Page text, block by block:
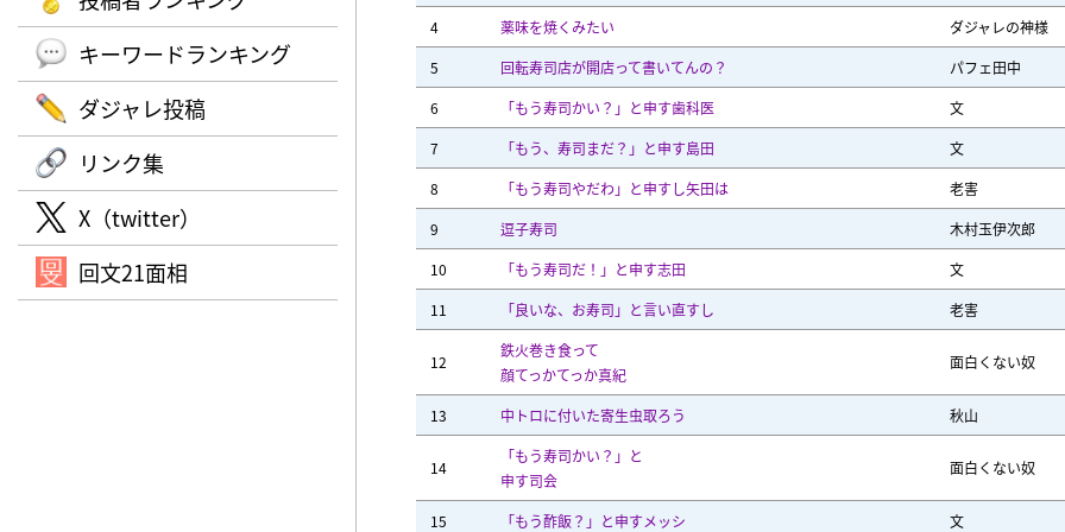
キーワードランキング
ダジャレ投稿
リンク集
X（twitter）
回文21面相
4 薬味を焼くみたい
ダジャレの神様
5
回転寿司店が開店って書いてんの？
パフェ田中
6
「もう寿司かい？」と申す歯科医
文
7
「もう、寿司まだ？」と申す島田
文
8
「もう寿司やだわ」と申すし矢田は
老害
9
逗子寿司
木村玉伊次郎
10
「もう寿司だ！」と申す志田
文
11
「良いな、お寿司」と言い直すし 老害
12
鉄火巻き食って
顔てっかてっか真紀
面白くない奴
13 中トロに付いた寄生虫取ろう 秋山
14
「もう寿司かい？」と
申す司会
面白くない奴
15 「もう酢飯？」と申すメッシ 文